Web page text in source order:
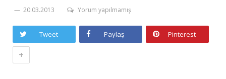
20.03.2013 Yorum yapılmamış
Tweet Paylaş Pinterest
+